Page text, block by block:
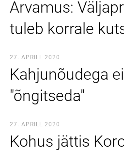
Arvamus:
tuleb korrale
27. APRILL 2020
Kahjunõudega
"õngitseda"
27. APRILL 2020
Kohus jättis